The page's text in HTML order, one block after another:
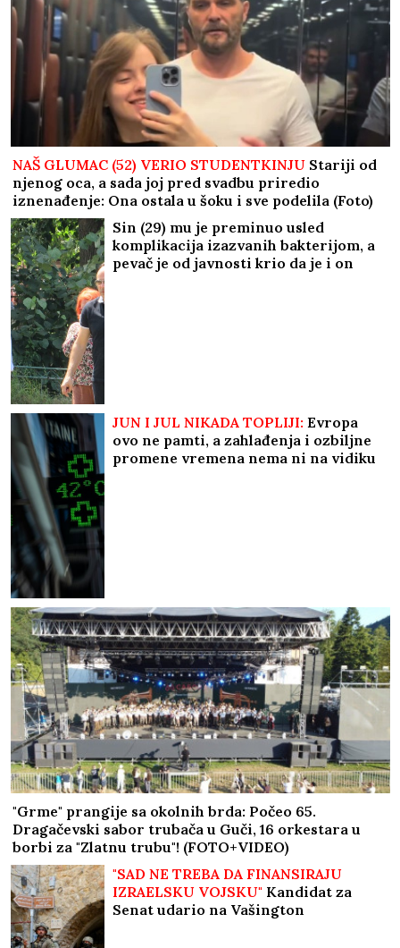
NAŠ GLUMAC (52) VERIO STUDENTKINJUStariji od
njenog oca, a sada joj pred svadbu priredio
iznenađenje: Ona ostala u šoku i sve podelila (Foto)
Sin (29) mu je preminuo usled
komplikacija izazvanih bakterijom, a
pevač je od javnosti krio da je i on
JUN I JUL NIKADA TOPLIJI: Evropa
ovo ne pamti, a zahlađenja i ozbiljne
promene vremena nema ni na vidiku
"Grme" prangije sa okolnih brda: Počeo 65.
Dragačevski sabor trubača u Guči, 16 orkestara u
borbi za "Zlatnu trubu"! (FOTO+VIDEO)
"SAD NE TREBA DA FINANSIRAJU
IZRAELSKU VOJSKU" Kandidat za
Senat udario na Vašington